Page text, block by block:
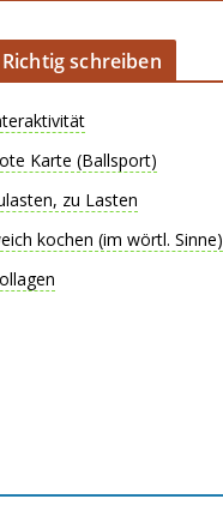
Richtig schreiben
Karte (Ballsport)
zu Lasten
kochen (im wörtl. Sinne)